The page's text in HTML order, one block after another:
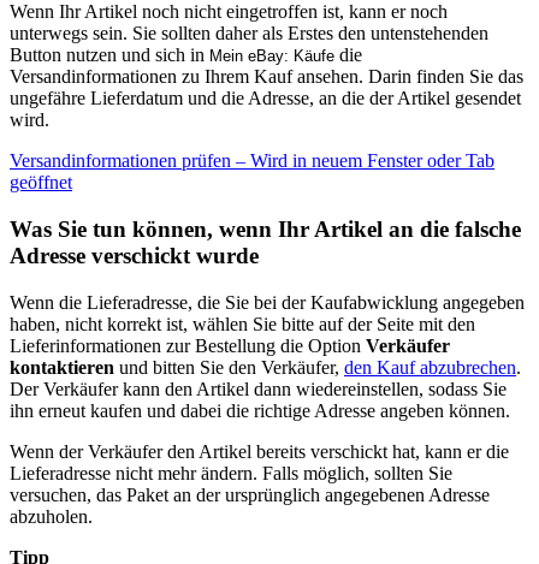
Wenn Ihr Artikel noch nicht eingetroffen ist, kann er noch
unterwegs sein. Sie sollten daher als Erstes den untenstehenden
Button nutzen und sich in Mein eBay: Käufe die
Versandinformationen zu Ihrem Kauf ansehen. Darin finden Sie das
ungefähre Lieferdatum und die Adresse, an die der Artikel gesendet
wird.
Versandinformationen prüfen – Wird in neuem Fenster oder Tab
geöffnet
Was Sie tun können, wenn Ihr Artikel an die falsche
Adresse verschickt wurde
Wenn die Lieferadresse, die Sie bei der Kaufabwicklung angegeben
haben, nicht korrekt ist, wählen Sie bitte auf der Seite mit den
Lieferinformationen zur Bestellung die Option Verkäufer
kontaktieren und bitten Sie den Verkäufer, den Kauf abzubrechen.
Der Verkäufer kann den Artikel dann wiedereinstellen, sodass Sie
ihn erneut kaufen und dabei die richtige Adresse angeben können.
Wenn der Verkäufer den Artikel bereits verschickt hat, kann er die
Lieferadresse nicht mehr ändern. Falls möglich, sollten Sie
versuchen, das Paket an der ursprünglich angegebenen Adresse
abzuholen.
Tipp